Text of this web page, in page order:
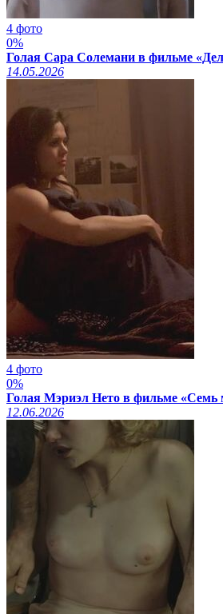
4 фото
0%
Голая Сара Солемани в фильме
14.05.2026
4 фото
0%
Голая Мэриэл Нето в фильме «Семь
12.06.2026